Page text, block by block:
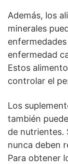
Además, los
minerales
enfermedad
Estos
controlar el
Los
también
de nutrientes.
nunca deben
Para obtener